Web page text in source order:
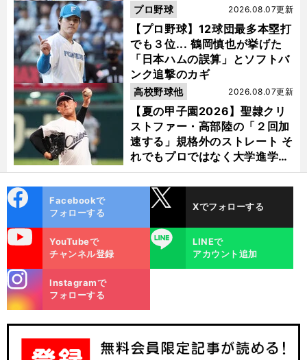
【プロ野球】12球団最多本塁打
でも３位... 鶴岡慎也が挙げた
「日本ハムの誤算」とソフトバ
ンク追撃のカギ
2026.08.07更新
プロ野球
【夏の甲子園2026】聖隷クリ
ストファー・高部陸の「２回加
速する」規格外のストレート そ
れでもプロではなく大学進学を
選ぶ理由
2026.08.07更新
高校野球他
ok
Facebookで
フォローする
Xでフォローする
YouTubeで
チャンネル登録
LINE
LINEで
アカウント追加
m
Instagramで
フォローする